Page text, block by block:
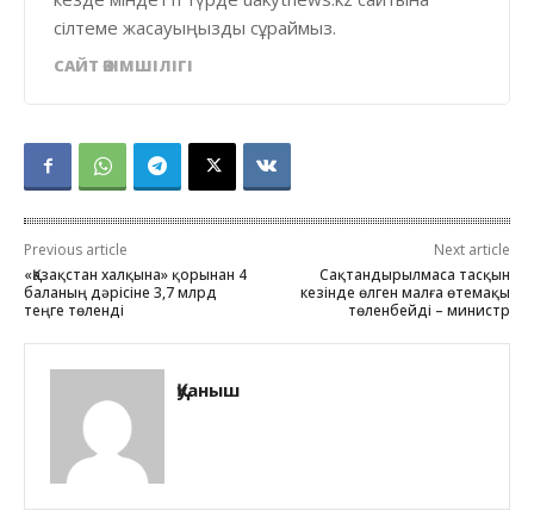
сілтеме жасауыңызды сұраймыз.
САЙТ ӘКІМШІЛІГІ
Previous article
«Қазақстан халқына» қорынан 4
баланың дәрісіне 3,7 млрд
теңге төленді
Next article
Сақтандырылмаса тасқын
кезінде өлген малға өтемақы
төленбейді – министр
Қуаныш